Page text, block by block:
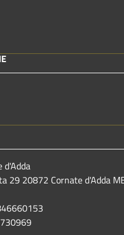
d'Adda
29 20872 Cornate d'Adda